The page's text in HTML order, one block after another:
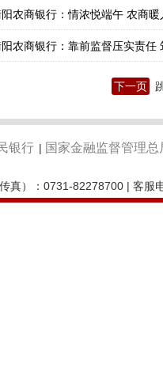
农商银行：情浓悦端午 农商暖
农商银行：靠前监督压实责任
下一页
银行 | 国家金融监督管理总
真）：0731-82278700 | 客服